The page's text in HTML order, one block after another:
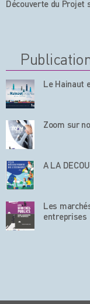
Découverte du Projet
Le Hainaut
Zoom sur
A LA
Les
entreprises